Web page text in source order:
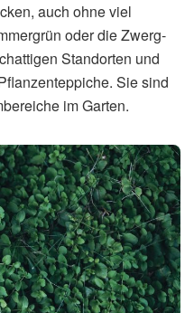
auch ohne viel
oder die Zwerg-
Standorten und
Sie sind
im Garten.